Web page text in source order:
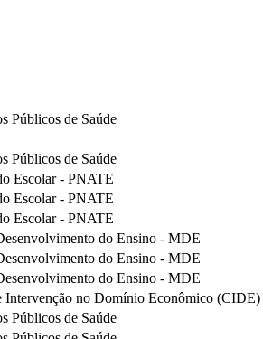
Públicos de Saúde
Públicos de Saúde
Escolar - PNATE
Escolar - PNATE
Escolar - PNATE
do Ensino - MDE
do Ensino - MDE
do Ensino - MDE
Intervenção no Domínio Econômico (CIDE)
Públicos de Saúde